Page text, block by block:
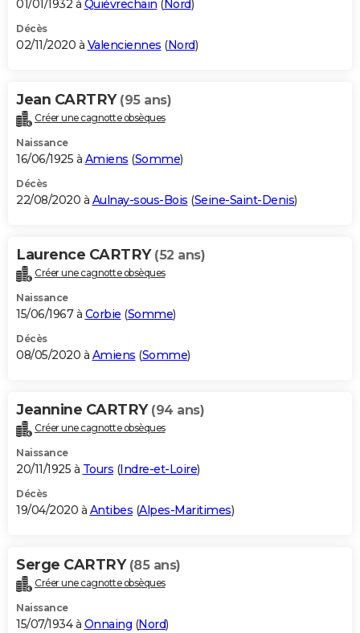
01/01/1932 à Quiévrechain ( Nord)
Décès
02/11/2020 à Valenciennes (Nord)
Jean CARTRY (95 ans)
Créer une cagnotte obsèques
Naissance
16/06/1925 à Amiens (Somme)
Décès
22/08/2020 à Aulnay-sous-Bois (Seine-Saint-Denis)
Laurence CARTRY (52 ans)
Créer une cagnotte obsèques
Naissance
15/06/1967 à Corbie (Somme)
Décès
08/05/2020 à Amiens (Somme)
Jeannine CARTRY (94 ans)
Créer une cagnotte obsèques
Naissance
20/11/1925 à Tours (Indre-et-Loire)
Décès
19/04/2020 à Antibes (Alpes-Maritimes)
Serge CARTRY (85 ans)
Créer une cagnotte obsèques
Naissance
15/07/1934 à Onnaing (Nord)